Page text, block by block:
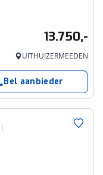
13.750,-
UITHUIZERMEEDEN
Bel aanbieder